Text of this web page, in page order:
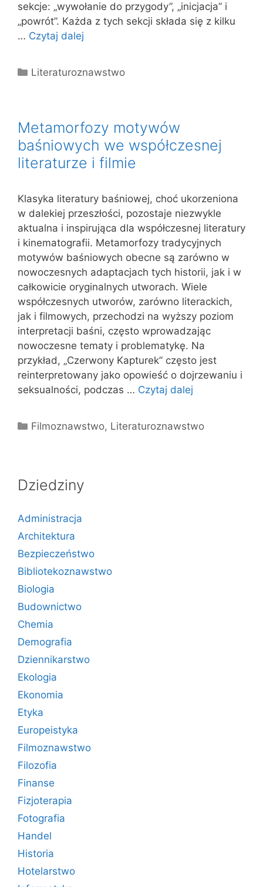
sekcje: „wywołanie do przygody”, „inicjacja” i
„powrót”. Każda z tych sekcji składa się z kilku
… Czytaj dalej
Kategorie
Literaturoznawstwo
Metamorfozy motywów
baśniowych we współczesnej
literaturze i filmie
Klasyka literatury baśniowej, choć ukorzeniona
w dalekiej przeszłości, pozostaje niezwykle
aktualna i inspirująca dla współczesnej literatury
i kinematografii. Metamorfozy tradycyjnych
motywów baśniowych obecne są zarówno w
nowoczesnych adaptacjach tych historii, jak i w
całkowicie oryginalnych utworach. Wiele
współczesnych utworów, zarówno literackich,
jak i filmowych, przechodzi na wyższy poziom
interpretacji baśni, często wprowadzając
nowoczesne tematy i problematykę. Na
przykład, „Czerwony Kapturek” często jest
reinterpretowany jako opowieść o dojrzewaniu i
seksualności, podczas … Czytaj dalej
Kategorie
Filmoznawstwo, Literaturoznawstwo
Dziedziny
Administracja
Architektura
Bezpieczeństwo
Bibliotekoznawstwo
Biologia
Budownictwo
Chemia
Demografia
Dziennikarstwo
Ekologia
Ekonomia
Etyka
Europeistyka
Filmoznawstwo
Filozofia
Finanse
Fizjoterapia
Fotografia
Handel
Historia
Hotelarstwo